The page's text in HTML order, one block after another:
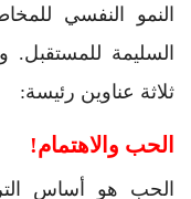
النمو النفسي
السليمة للمستقبل.
ثلاثة عناوين رئيسة:
الحب والاهتمام!
الحب هو أساس